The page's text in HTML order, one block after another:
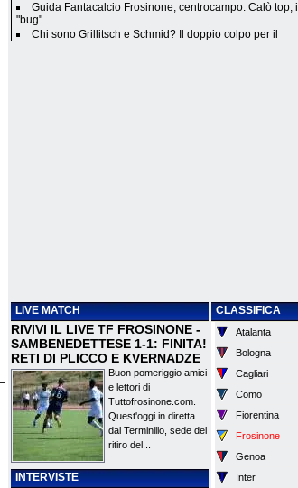
Guida Fantacalcio Frosinone, centrocampo: Calò top, i
"bug"
Chi sono Grillitsch e Schmid? Il doppio colpo per il
LIVE MATCH
RIVIVI IL LIVE TF FROSINONE -
SAMBENEDETTESE 1-1: FINITA!
RETI DI PLICCO E KVERNADZE
Buon pomeriggio amici
e lettori di
Tuttofrosinone.com.
Quest'oggi in diretta
dal Terminillo, sede del
ritiro del...
INTERVISTE
CLASSIFICA
Atalanta
Bologna
Cagliari
Como
Fiorentina
Frosinone
Genoa
Inter